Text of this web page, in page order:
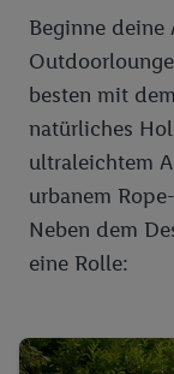
Beginne deine
besten mit
natürliches
ultraleichtem
urbanem
Neben dem
eine Rolle: